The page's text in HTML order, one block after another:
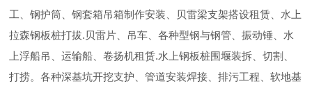
工、钢护筒、钢套箱吊箱制作安装、贝雷梁支架搭设租赁、水上
拉森钢板桩打拔.贝雷片、吊车、各种型钢与钢管、振动锤、水
上浮船吊、运输船、卷扬机租赁.水上钢板桩围堰装拆、切割、
打捞。各种深基坑开挖支护、管道安装焊接、排污工程、软地基